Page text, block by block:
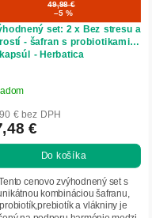
49,98 €
–5 %
set: 2 x Bez stresu a
- šafran s probiotikami -
- Herbatica
€ bez DPH
€
Do košíka
cenovo zvýhodnený set s
kombináciou šafranu,
probiotík,prebiotík a vlákniny je